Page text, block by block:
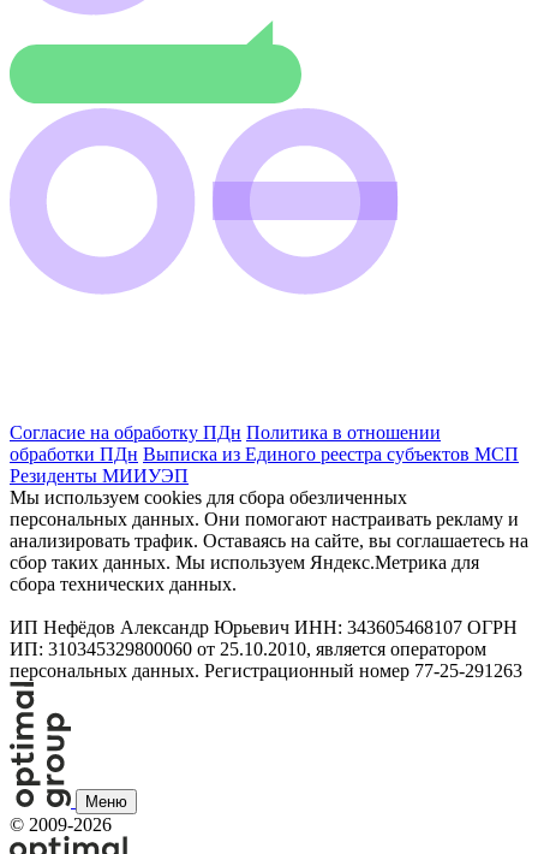
Согласие на обработку ПДн Политика в отношении
обработки ПДн Выписка из Единого реестра субъектов МСП
Резиденты МИИУЭП
Мы используем cookies для сбора обезличенных
персональных данных. Они помогают настраивать рекламу и
анализировать трафик. Оставаясь на сайте, вы соглашаетесь на
сбор таких данных. Мы используем Яндекс.Метрика для
сбора технических данных.
ИП Нефёдов Александр Юрьевич ИНН: 343605468107 ОГРН
ИП: 310345329800060 от 25.10.2010, является оператором
персональных данных. Регистрационный номер 77-25-291263
Меню
© 2009-2026